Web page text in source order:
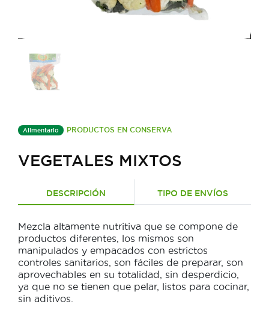
Alimentario PRODUCTOS EN CONSERVA
VEGETALES MIXTOS
DESCRIPCIÓN TIPO DE ENVÍOS
Mezcla altamente nutritiva que se compone de
productos diferentes, los mismos son
manipulados y empacados con estrictos
controles sanitarios, son fáciles de preparar, son
aprovechables en su totalidad, sin desperdicio,
ya que no se tienen que pelar, listos para cocinar,
sin aditivos.